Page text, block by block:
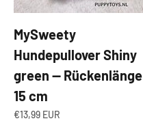
MySweety
Hundepullover Shiny
green — Rückenlänge
15 cm
Angebot
€13,99 EUR